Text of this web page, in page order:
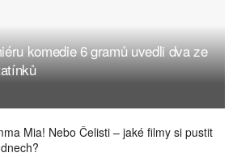
komedie 6 gramů uvedli dva ze
Mia! Nebo Čelisti – jaké filmy si pustit